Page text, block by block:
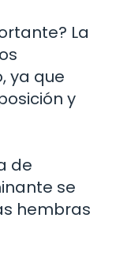
La
ya que
y
de
se
hembras